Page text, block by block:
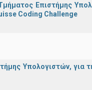
Επιστήμης
Coding Challenge
Υπολογιστών, για